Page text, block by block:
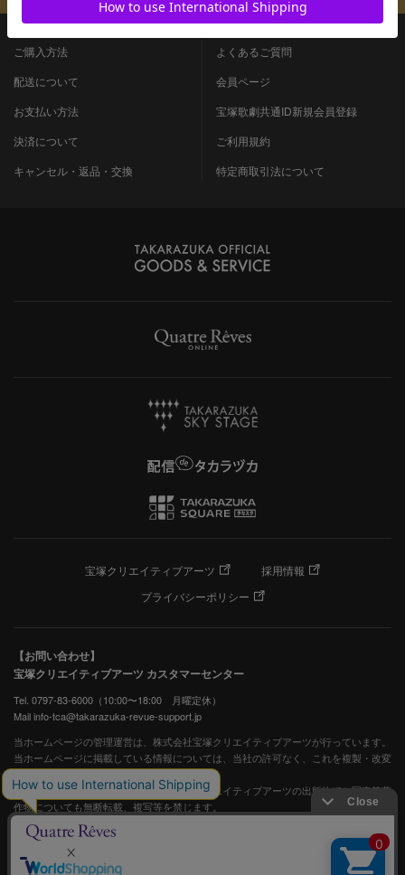
ご購入方法
配送について
お支払い方法
決済について
キャンセル・返品・交換
よくあるご質問
会員ページ
宝塚歌劇共通ID新規会員登録
ご利用規約
特定商取引法について
宝塚クリエイティブアーツ
採用情報
プライバシーポリシー
【お問い合わせ】
宝塚クリエイティブアーツ カスタマーセンター
Tel. 0797-83-6000（10:00〜18:00 月曜定休）
Mail info-tca@takarazuka-revue-support.jp
当ホームページの管理運営は、株式会社宝塚クリエイティブアーツが行っています。
当ホームページに掲載している情報については、当社の許可なく、これを複製・改変
することを固く禁止します。
また、阪急電鉄並びに宝塚歌劇団、宝塚クリエイティブアーツの出版物ほか写真等著
作物についても無断転載、複写等を禁じます。
宝塚歌劇公式ホームページ
JASRAC許諾番号：S0507081515